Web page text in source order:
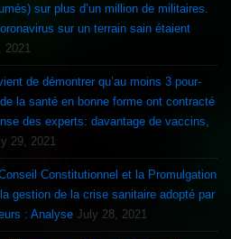
sur plus d’un million de militaires.
sur un terrain sain étaient
2021
de démontrer qu’au moins 3 pour-
la santé en bonne forme ont contracté
des experts: davantage de vaccins,
29, 2021
Constitutionnel et la Promulgation
gestion de la crise sanitaire adopté par
: Analyse July 28, 2021